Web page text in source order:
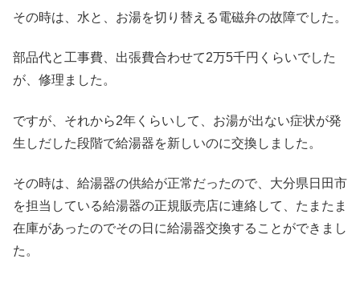
その時は、水と、お湯を切り替える電磁弁の故障でした。
部品代と工事費、出張費合わせて2万5千円くらいでした
が、修理ました。
ですが、それから2年くらいして、お湯が出ない症状が発
生しだした段階で給湯器を新しいのに交換しました。
その時は、給湯器の供給が正常だったので、大分県日田市
を担当している給湯器の正規販売店に連絡して、たまたま
在庫があったのでその日に給湯器交換することができまし
た。